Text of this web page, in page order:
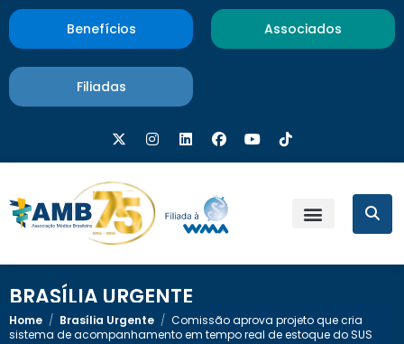
Benefícios Associados
Filiadas
BRASÍLIA URGENTE
Home / Brasília Urgente / Comissão aprova projeto que cria
sistema de acompanhamento em tempo real de estoque do SUS